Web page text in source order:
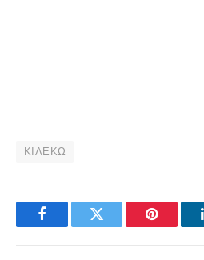
ΚΙΛΕΚΩ
FacebookTwitter Pinterest